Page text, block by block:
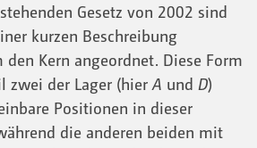
Gesetz von 2002 sind
kurzen Beschreibung
Kern angeordnet. Diese Form
zwei der Lager (hier A und D)
Positionen in dieser
die anderen beiden mit